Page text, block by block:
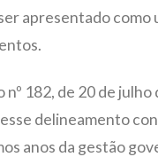
apresentado como
nº 182, de 20 de julho
delineamento
anos da gestão